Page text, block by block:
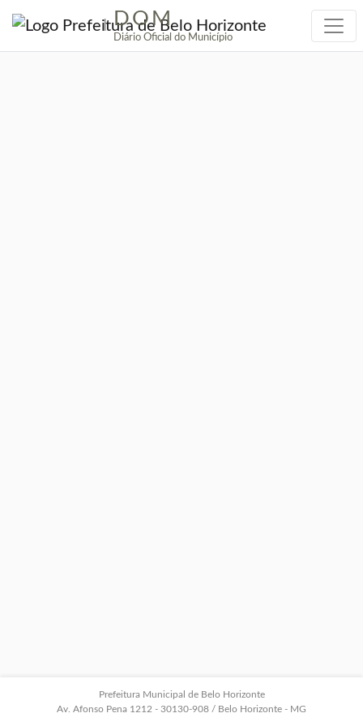
| DOM
Diário Oficial do Município
Prefeitura Municipal de Belo Horizonte
Av. Afonso Pena 1212 - 30130-908 / Belo Horizonte - MG